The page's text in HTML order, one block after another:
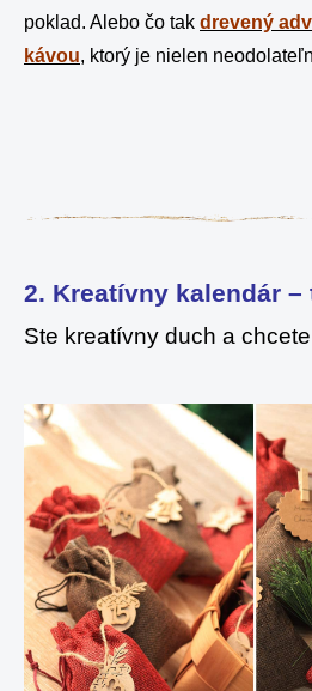
poklad. Alebo čo tak drevený
kávou, ktorý je nielen
2. Kreatívny kalendár
Ste kreatívny duch a